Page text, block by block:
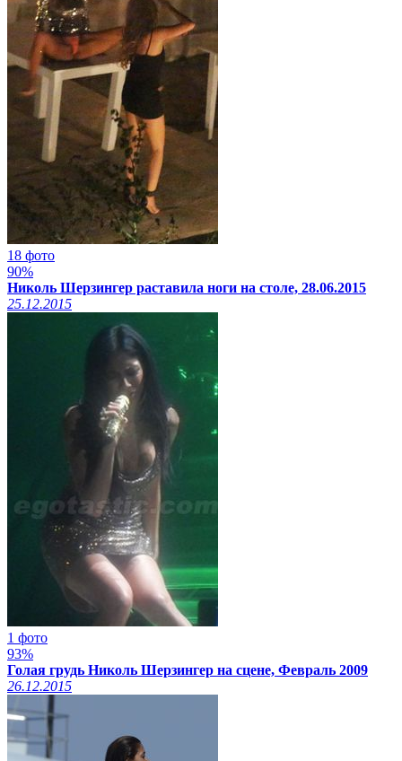
18 фото
90%
Николь Шерзингер раставила ноги на столе, 28.06.2015
25.12.2015
1 фото
93%
Голая грудь Николь Шерзингер на сцене, Февраль 2009
26.12.2015